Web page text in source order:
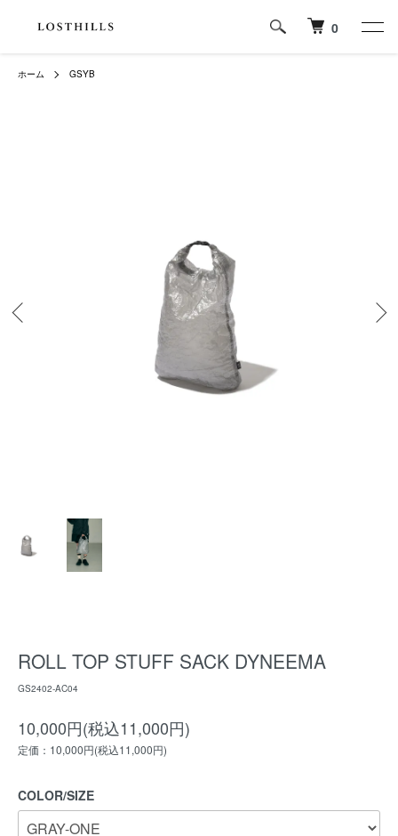
0
ホーム GSYB
ROLL TOP STUFF SACK DYNEEMA
GS2402-AC04
10,000円(税込11,000円)
定価：10,000円(税込11,000円)
COLOR/SIZE